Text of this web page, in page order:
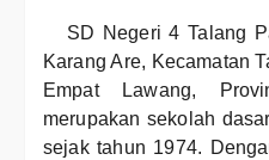
SD Negeri 4 Talang
Karang Are, Kecamatan
Empat Lawang,
merupakan sekolah
sejak tahun 1974.